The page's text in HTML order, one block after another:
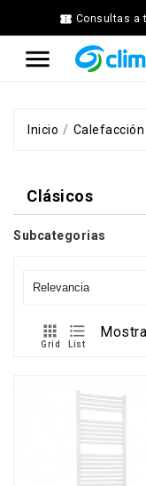
 Consultas a

Home
Agua
Chimenea
Energía
Solar
Térmica
Inicio Calefacción
Clásicos
Subcategorias
Relevancia

Grid

List